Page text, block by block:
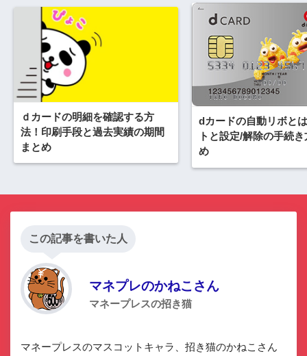
ｄカードの明細を確認する方
法！印刷手段と過去実績の期間
まとめ
dカードの自動リボと
トと設定/解除の手続
め
この記事を書いた人
マネプレのかねこさん
マネープレスの招き猫
マネープレスのマスコットキャラ、招き猫のかねこさん